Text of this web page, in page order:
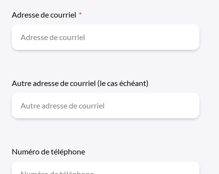
Adresse de courriel *
Autre adresse de courriel (le cas échéant)
Numéro de téléphone